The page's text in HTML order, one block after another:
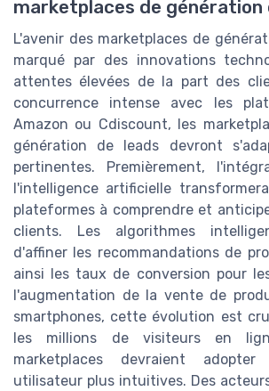
marketplaces de génération
L'avenir des marketplaces de
marqué par des innovations
attentes élevées de la part des
concurrence intense avec les
Amazon ou Cdiscount, les
génération de leads devront
pertinentes. Premièrement,
l'intelligence artificielle
plateformes à comprendre et
clients. Les algorithmes
d'affiner les recommandations de
ainsi les taux de conversion pour
l'augmentation de la vente de
smartphones, cette évolution est
les millions de visiteurs en
marketplaces devraient
utilisateur plus intuitives. Des